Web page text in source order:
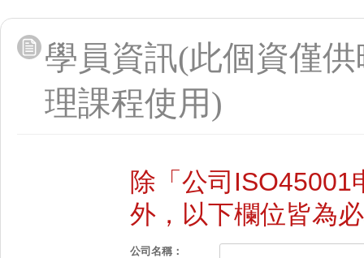
學員資訊(此個資僅
理課程使用)
除「公司ISO45001
外，以下欄位皆為
公司名稱：